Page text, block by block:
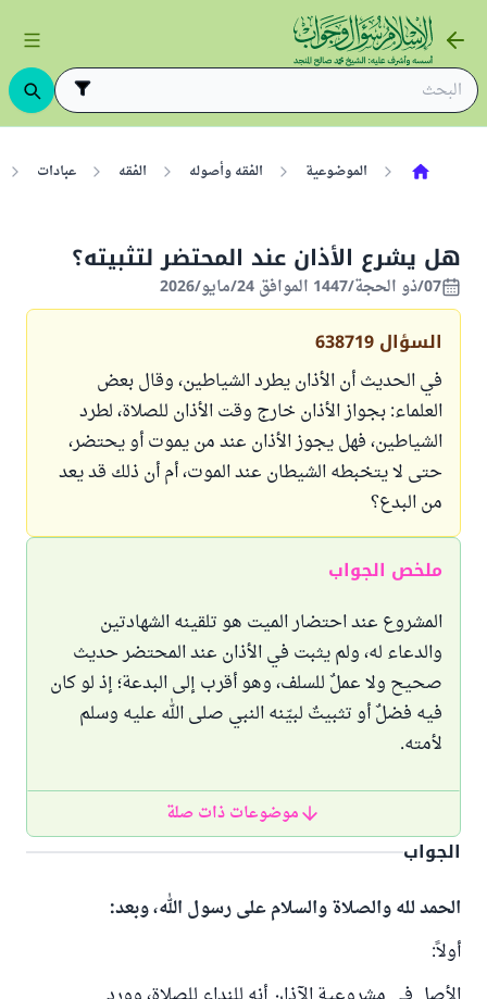
الموضوعية الفقه وأصوله الفقه عبادات
هل يشرع الأذان عند المحتضر لتثبيته؟
07/ذو الحجة/1447 الموافق 24/مايو/2026
السؤال 638719
في الحديث أن الأذان يطرد الشياطين، وقال بعض
العلماء: بجواز الأذان خارج وقت الأذان للصلاة، لطرد
الشياطين، فهل يجوز الأذان عند من يموت أو يحتضر،
حتى لا يتخبطه الشيطان عند الموت، أم أن ذلك قد يعد
من البدع؟
ملخص الجواب
المشروع عند احتضار الميت هو تلقينه الشهادتين
والدعاء له، ولم يثبت في الأذان عند المحتضر حديث
صحيح ولا عملٌ للسلف، وهو أقرب إلى البدعة؛ إذ لو كان
فيه فضلٌ أو تثبيتٌ لبيّنه النبي صلى الله عليه وسلم
لأمته.
موضوعات ذات صلة
الجواب
الحمد لله والصلاة والسلام على رسول الله، وبعد:
أولاً: